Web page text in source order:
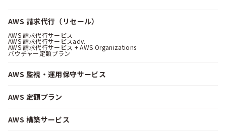
AWS 請求代行（リセール）
AWS 請求代行サービス
AWS 請求代行サービスadv.
AWS 請求代行サービス + AWS Organizations
バウチャー定額プラン
AWS 監視・運用保守サービス
AWS 定額プラン
AWS 構築サービス